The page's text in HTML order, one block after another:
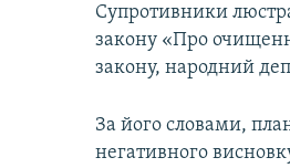
Супротивники
закону «Про
закону, народний
За його словами,
негативного